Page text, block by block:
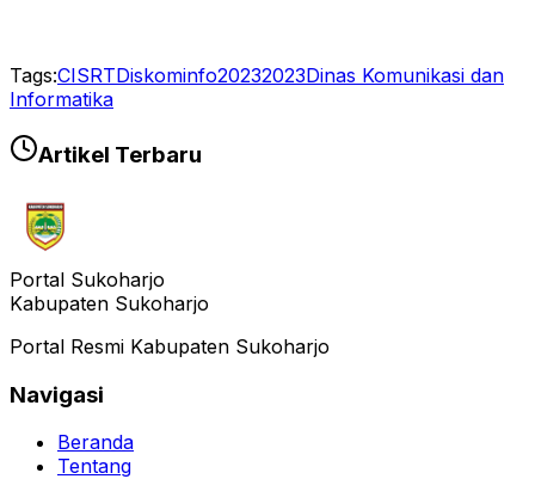
Tags:CISRTDiskominfo20232023Dinas Komunikasi dan
Informatika
Artikel Terbaru
Portal Sukoharjo
Kabupaten Sukoharjo
Portal Resmi Kabupaten Sukoharjo
Navigasi
Beranda
Tentang